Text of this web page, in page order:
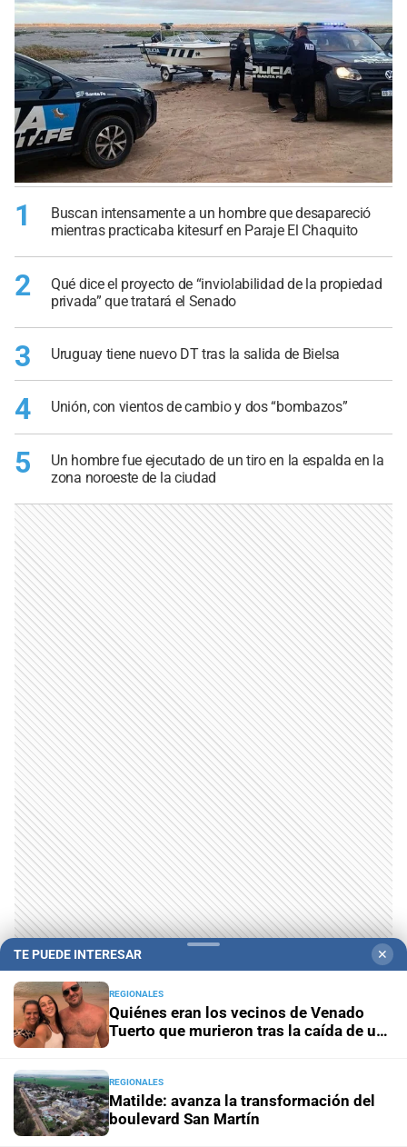
1
Buscan intensamente a un hombre que desapareció
mientras practicaba kitesurf en Paraje El Chaquito
2
Qué dice el proyecto de “inviolabilidad de la propiedad
privada” que tratará el Senado
3 Uruguay tiene nuevo DT tras la salida de Bielsa
4 Unión, con vientos de cambio y dos “bombazos”
5
Un hombre fue ejecutado de un tiro en la espalda en la
zona noroeste de la ciudad
Te puede interesar
TE PUEDE INTERESAR ✕
REGIONALES
Quiénes eran los vecinos de Venado
Tuerto que murieron tras la caída de un
REGIONALES
Matilde: avanza la transformación del
boulevard San Martín